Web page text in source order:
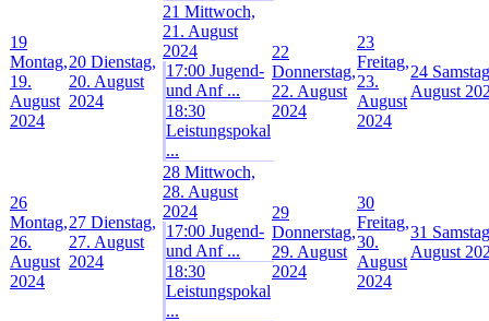
19
Montag,
19.
August
2024
20 Dienstag,
20. August
2024
21 Mittwoch,
21. August
2024
17:00 Jugend-
und Anf ...
18:30
Leistungspokal
...
22
Donnerstag,
22. August
2024
23
Freitag,
23.
August
2024
24
August
26
Montag,
26.
August
2024
27 Dienstag,
27. August
2024
28 Mittwoch,
28. August
2024
17:00 Jugend-
und Anf ...
18:30
Leistungspokal
...
29
Donnerstag,
29. August
2024
30
Freitag,
30.
August
2024
31
August